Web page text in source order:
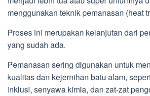
menggunakan teknik pemanasan (heat
Proses ini merupakan kelanjutan dari
yang sudah ada.
Pemanasan sering digunakan untuk
kualitas dan kejernihan batu alam,
inklusi, senyawa kimia, dan zat-zat